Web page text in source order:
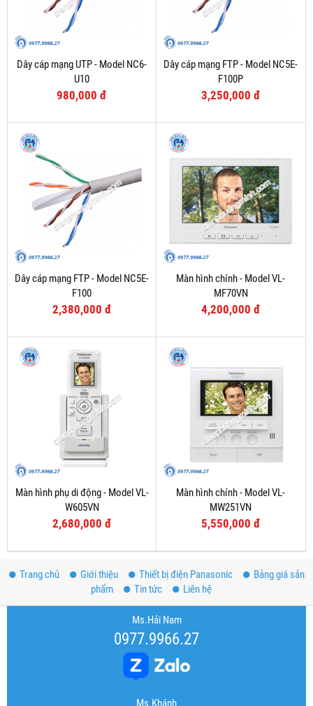
Dây cáp mạng UTP - Model NC6-
U10
980,000 đ
Dây cáp mạng FTP - Model NC5E-
F100P
3,250,000 đ
Dây cáp mạng FTP - Model NC5E-
F100
2,380,000 đ
Màn hình chính - Model VL-
MF70VN
4,200,000 đ
Màn hình phụ di động - Model VL-
W605VN
2,680,000 đ
Màn hình chính - Model VL-
MW251VN
5,550,000 đ
Trang chủ Giới thiệu Thiết bị điện Panasonic
Bảng giá sản
phẩm
Tin tức Liên hệ
Ms.Hải Nam
0977.9966.27
Ms.Khánh